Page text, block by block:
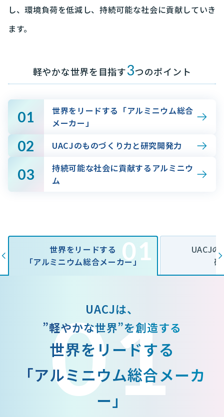
し、環境負荷を低減し、持続可能な社会に貢献していき
ます。
軽やかな世界を目指す3つのポイント
01
世界をリードする「アルミニウム総合
メーカー」
02 UACJのものづくり力と研究開発力
03
持続可能な社会に貢献するアルミニウ
ム
01
世界をリードする
「アルミニウム総合メーカー」
UACJ
01
UACJは、
”軽やかな世界”を創造する
世界をリードする
「アルミニウム総合メーカ
ー」